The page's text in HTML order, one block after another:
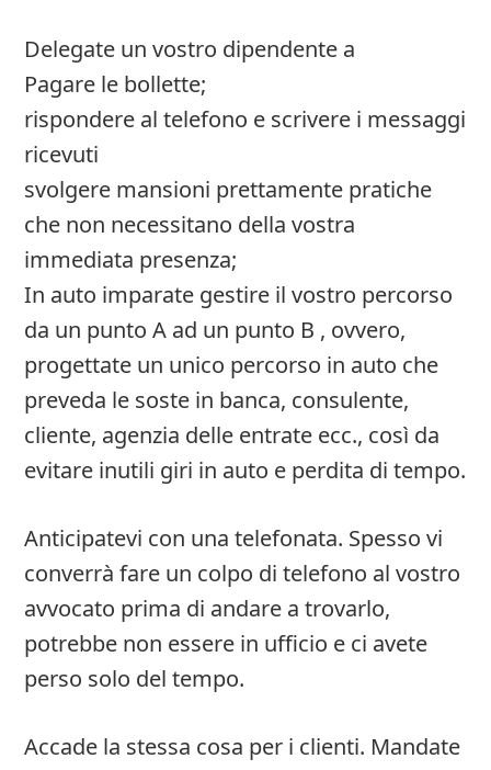
Delegate un vostro dipendente a
Pagare le bollette;
rispondere al telefono e scrivere i messaggi
ricevuti
svolgere mansioni prettamente pratiche
che non necessitano della vostra
immediata presenza;
In auto imparate gestire il vostro percorso
da un punto A ad un punto B , ovvero,
progettate un unico percorso in auto che
preveda le soste in banca, consulente,
cliente, agenzia delle entrate ecc., così da
evitare inutili giri in auto e perdita di tempo.
Anticipatevi con una telefonata. Spesso vi
converrà fare un colpo di telefono al vostro
avvocato prima di andare a trovarlo,
potrebbe non essere in ufficio e ci avete
perso solo del tempo.
Accade la stessa cosa per i clienti. Mandate